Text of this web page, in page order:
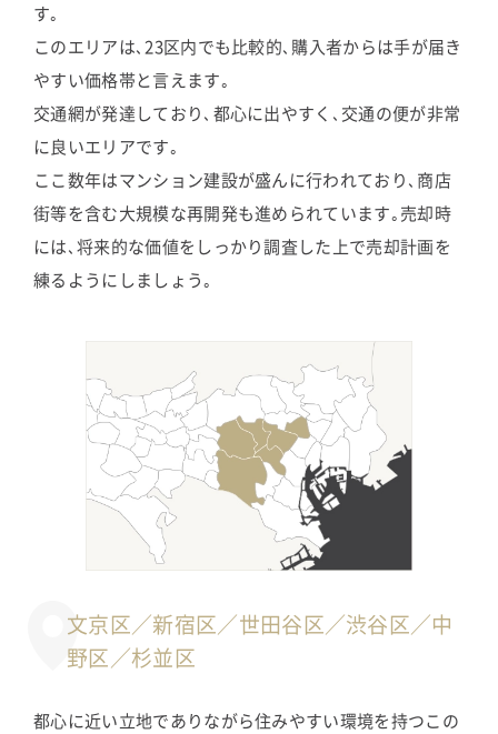
す｡
このエリアは､23区内でも比較的､購入者からは手が届き
やすい価格帯と言えます｡
交通網が発達しており､都心に出やすく､交通の便が非常
に良いエリアです｡
ここ数年はマンション建設が盛んに行われており､商店
街等を含む大規模な再開発も進められています｡売却時
には､将来的な価値をしっかり調査した上で売却計画を
練るようにしましょう｡
文京区／新宿区／世田谷区／渋谷区／中
野区／杉並区
都心に近い立地でありながら住みやすい環境を持つこの